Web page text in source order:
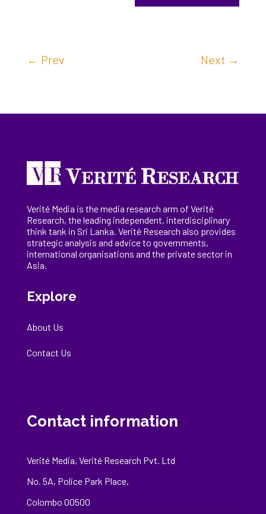
← Prev Next →
Verité Media is the media research arm of Verité
Research, theleading independent, interdisciplinary
think tank in Sri Lanka. Verité Research also provides
strategic analysis and advice to governments,
international organisations and the private sector in
Asia.
Explore
About Us
Contact Us
Contact information
Verité Media, Verité Research Pvt. Ltd
No. 5A, Police Park Place,
Colombo 00500